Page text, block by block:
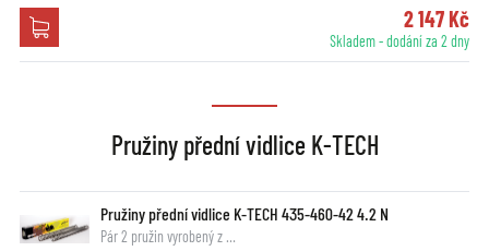
2 147 Kč
Skladem - dodání za 2 dny
Pružiny přední vidlice K-TECH
Pružiny přední vidlice K-TECH 435-460-42 4.2 N
Pár 2 pružin vyrobený z …